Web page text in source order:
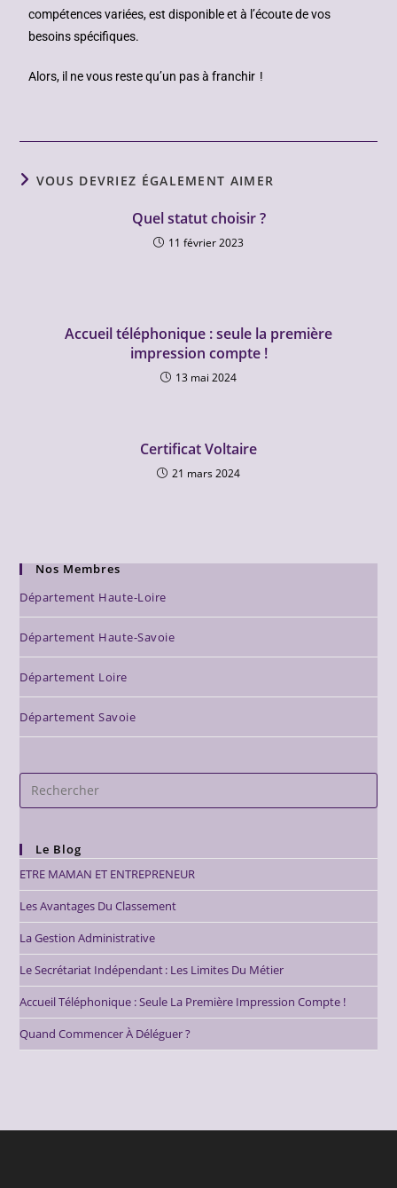
compétences variées, est disponible et à l’écoute de vos
besoins spécifiques.
Alors, il ne vous reste qu’un pas à franchir !
VOUS DEVRIEZ ÉGALEMENT AIMER
Quel statut choisir ?
11 février 2023
Accueil téléphonique : seule la première
impression compte !
13 mai 2024
Certificat Voltaire
21 mars 2024
Nos Membres
Département Haute-Loire
Département Haute-Savoie
Département Loire
Département Savoie
Le Blog
ETRE MAMAN ET ENTREPRENEUR
Les Avantages Du Classement
La Gestion Administrative
Le Secrétariat Indépendant : Les Limites Du Métier
Accueil Téléphonique : Seule La Première Impression Compte !
Quand Commencer À Déléguer ?